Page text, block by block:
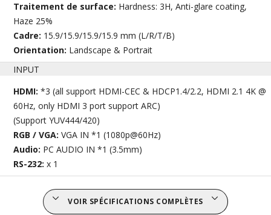
Traitement de surface: Hardness: 3H, Anti-glare coating,
Haze 25%
Cadre: 15.9/15.9/15.9/15.9 mm (L/R/T/B)
Orientation: Landscape & Portrait
INPUT
HDMI:*3 (all support HDMI-CEC & HDCP1.4/2.2, HDMI 2.1 4K @
60Hz, only HDMI 3 port support ARC)
(Support YUV444/420)
RGB / VGA:VGA IN *1 (1080p@60Hz)
Audio: PC AUDIO IN *1 (3.5mm)
RS-232:x 1
VOIR SPÉCIFICATIONS COMPLÈTES